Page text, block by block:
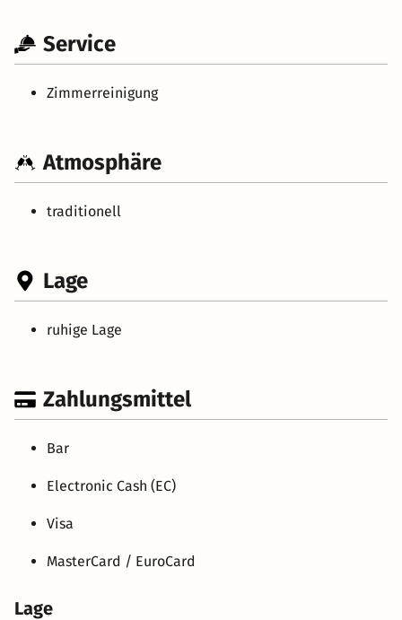
Service
Zimmerreinigung
Atmosphäre
traditionell
Lage
ruhige Lage
Zahlungsmittel
Bar
Electronic Cash (EC)
Visa
MasterCard / EuroCard
Lage